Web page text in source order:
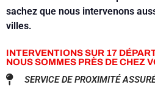
sachez que nous intervenons
villes.
INTERVENTIONS SUR 17
NOUS SOMMES PRÈS DE CHEZ
SERVICE DE PROXIMITÉ